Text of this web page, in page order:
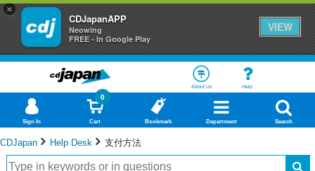
×
CDJapanAPP
Neowing
FREE - In Google Play
VIEW
About Us Help
Sign In Cart
0
Bookmark Department Search
CDJapan Help Desk 支付方法